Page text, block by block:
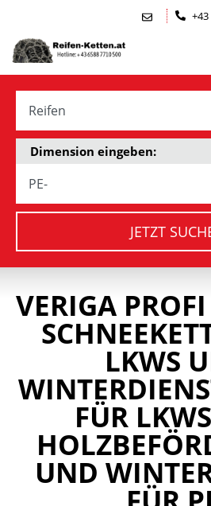
Zum Inhalt springen (Alt+0)
Zum Hauptmenü springen
Dimension eingeben:
JETZT
VERIGA
LKWS
FÜR
UND